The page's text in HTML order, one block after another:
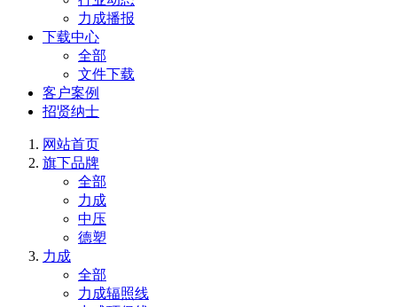
力成播报
下载中心
全部
文件下载
客户案例
招贤纳士
网站首页
旗下品牌
全部
力成
中压
德塑
力成
全部
力成辐照线